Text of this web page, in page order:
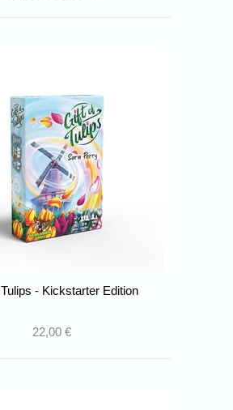
- Kickstarter Edition
22,00 €